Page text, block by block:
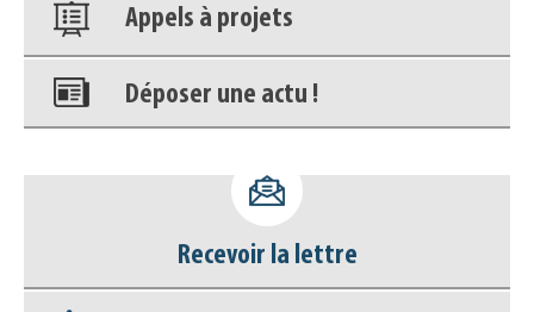
Appels à projets
Déposer une actu !
déconnecter)
Base documentaire
Recevoir la lettre